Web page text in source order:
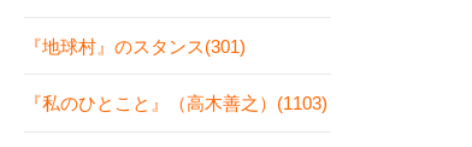
『地球村』のスタンス(301)
『私のひとこと』（高木善之）(1103)